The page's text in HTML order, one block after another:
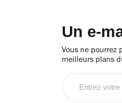
Un e-
Vous ne pourrez
meilleurs plans